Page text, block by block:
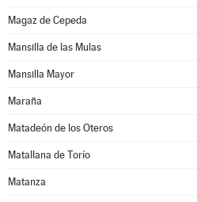
Magaz de Cepeda
Mansilla de las Mulas
Mansilla Mayor
Maraña
Matadeón de los Oteros
Matallana de Torío
Matanza